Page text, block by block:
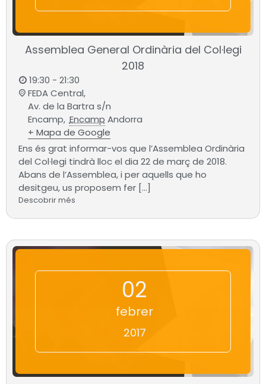
Assemblea General Ordinària del Col·legi
2018
19:30 - 21:30
FEDA Central,
Av. de la Bartra s/n
Encamp, Encamp Andorra
+ Mapa de Google
Ens és grat informar-vos que l’Assemblea Ordinària
del Col·legi tindrà lloc el dia 22 de març de 2018.
Abans de l’Assemblea, i per aquells que ho
desitgeu, us proposem fer […]
Descobrir més
02
febrer
2017